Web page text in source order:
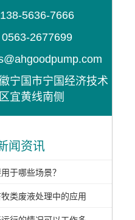
5636-7666
2677699
宁国市宁国经济技术
宜黄线南侧
闻资讯
于哪些场景？
类废液处理中的应用